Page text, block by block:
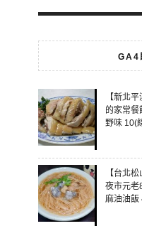
GA4
【新北
的家常餐
野味 10(
【台北
夜市元老
麻油油飯